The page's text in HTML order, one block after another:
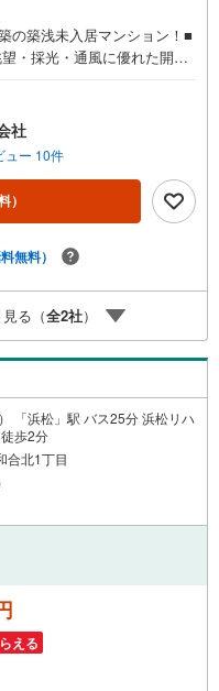
の築浅未入居マンション！■
・採光・通風に優れた開放
す●松屋不動産販売株式会社
に特化し浜名区まで幅広い
市の物件ならおまかせくだ
古マンション、土地をお客
たします！・中古物件のリ
ご購入の際、約70％という
住まいを実現できます。・
9時00分～午後6時30分
お電話でのお問い合わせが
下の電話ボタンをタッチ！
い。
社
ュー 10件
）
無料）
る（全2社）
「浜松」駅 バス25分 浜松リハ
歩2分
合北1丁目
える